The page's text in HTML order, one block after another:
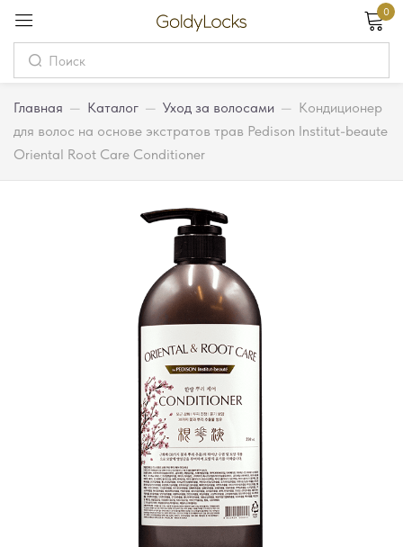
0
Главная — Каталог — Уход за волосами — Кондиционер
для волос на основе экстратов трав Pedison Institut-beaute
Oriental Root Care Conditioner
Вход
Password
Запомнить меня
Вход
Регистрация
Или войдите через